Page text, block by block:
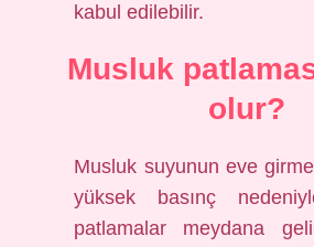
kabul edilebilir.
Musluk
olur?
Musluk suyunun eve
yüksek basınç
patlamalar meydana